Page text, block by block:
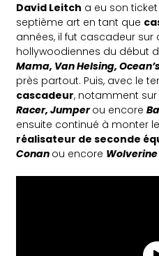
David Leitch a eu son
septième art en tant que
années, il fut cascadeur
hollywoodiennes du début
Mama, Van Helsing,
près partout. Puis, avec le
cascadeur, notamment
Racer, Jumperou encore
ensuite continué à monter
réalisateur de seconde
Conan ou encore